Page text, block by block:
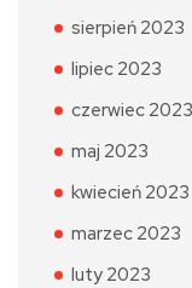
sierpień 2023
lipiec 2023
czerwiec 2023
maj 2023
kwiecień 2023
marzec 2023
luty 2023